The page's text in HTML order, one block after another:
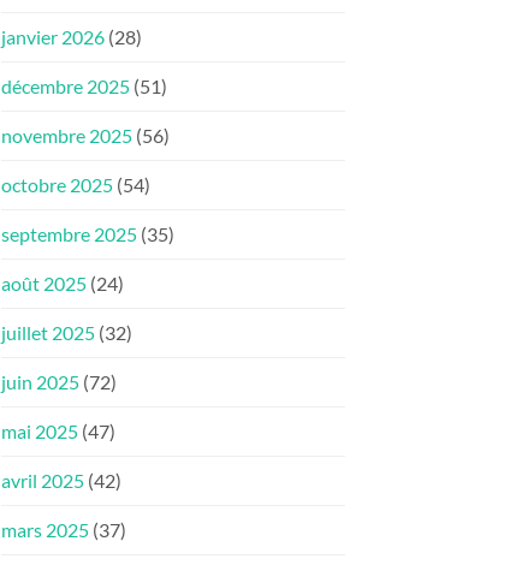
janvier 2026 (28)
décembre 2025 (51)
novembre 2025 (56)
octobre 2025 (54)
septembre 2025 (35)
août 2025 (24)
juillet 2025 (32)
juin 2025 (72)
mai 2025 (47)
avril 2025 (42)
mars 2025 (37)